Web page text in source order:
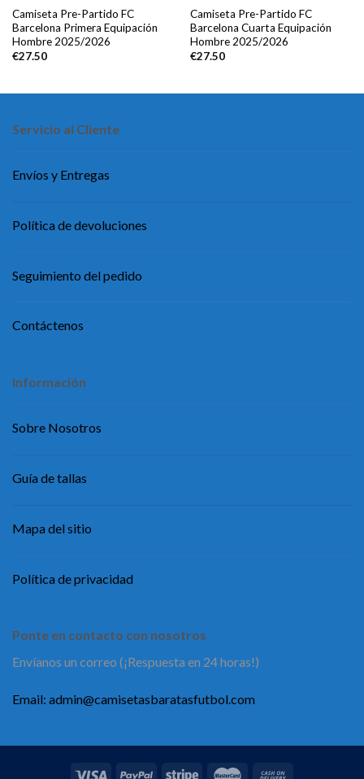
Camiseta Pre-Partido FC
Barcelona Primera Equipación
Hombre 2025/2026
€27.50
Camiseta Pre-Partido FC
Barcelona Cuarta Equipación
Hombre 2025/2026
€27.50
Servicio al Cliente
Envíos y Entregas
Política de devoluciones
Seguimiento del pedido
Contáctenos
Información
Sobre Nosotros
Guía de tallas
Mapa del sitio
Política de privacidad
Ponte en contacto con nosotros
Envíanos un correo (¡Respuesta en 24 horas!)
Email: admin@camisetasbaratasfutbol.com